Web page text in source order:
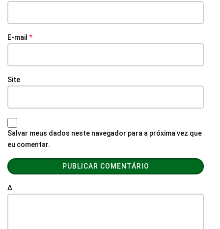
E-mail *
Site
Salvar meus dados neste navegador para a próxima vez que
eu comentar.
Δ